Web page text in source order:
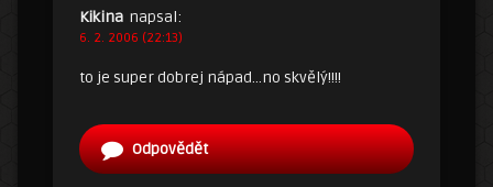
Kikina napsal:
6. 2. 2006 (22:13)
to je super dobrej nápad…no skvělý!!!!
Odpovědět